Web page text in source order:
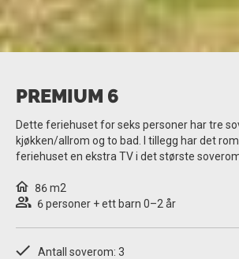
PREMIUM 6
Dette feriehuset for seks personer har tre
kjøkken/allrom og to bad. I tillegg har det
feriehuset en ekstra TV i det største
86 m2
6 personer + ett barn 0–2 år
Antall soverom: 3